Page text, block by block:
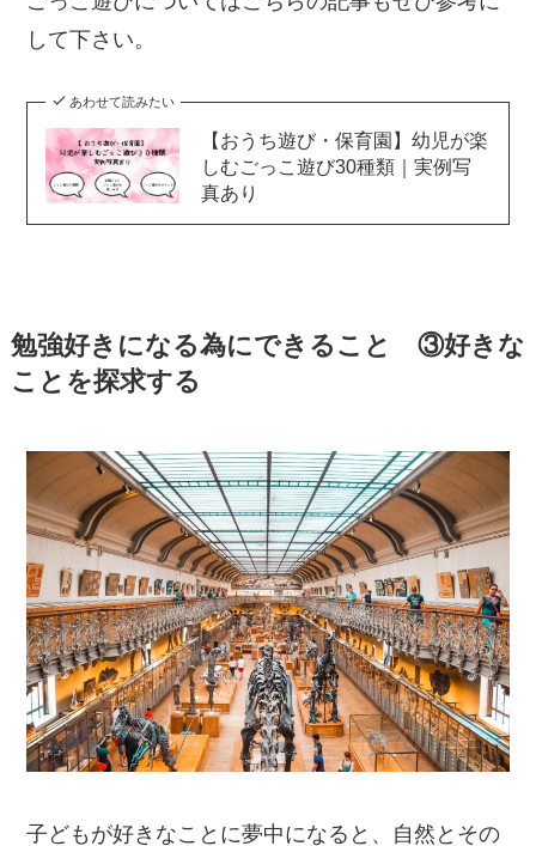
して下さい。
あわせて読みたい
【おうち遊び・保育園】幼児が楽
しむごっこ遊び30種類｜実例写
真あり
勉強好きになる為にできること ③好きな
ことを探求する
子どもが好きなことに夢中になると、自然とその